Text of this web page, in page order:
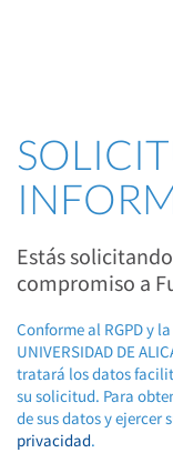
Estás
compromiso a
Conforme al RGPD y la
UNIVERSIDAD DE
tratará los datos
su solicitud. Para
de sus datos y ejercer
privacidad.